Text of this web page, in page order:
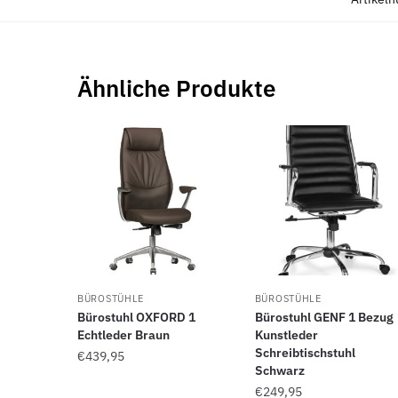
Ähnliche Produkte
BÜROSTÜHLE
Bürostuhl OXFORD 1
Echtleder Braun
€439,95
BÜROSTÜHLE
Bürostuhl GENF 1 Bezug
Kunstleder
Schreibtischstuhl
Schwarz
€249,95